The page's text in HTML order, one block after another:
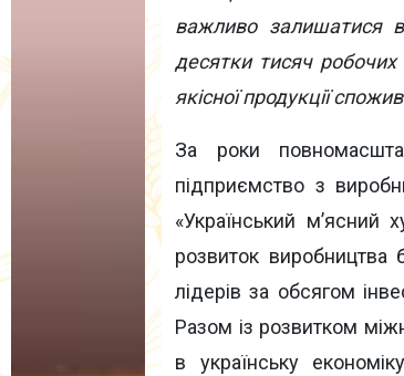
важливо залишатися
десятки тисяч робочих
якісної продукції
За роки
підприємство з
«Український мʼясний
розвиток виробництва
лідерів за обсягом
Разом із розвитком
в українську